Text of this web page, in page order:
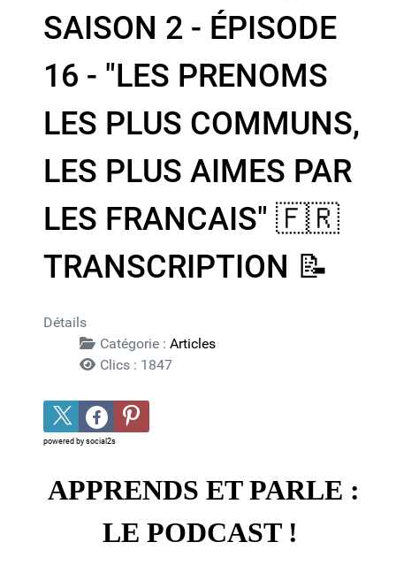
SAISON 2 - ÉPISODE
16 - "LES PRENOMS
LES PLUS COMMUNS,
LES PLUS AIMES PAR
LES FRANCAIS"​ 🇫🇷​
TRANSCRIPTION 📝​
Détails
Catégorie : Articles
Clics : 1847
powered by social2s
APPRENDS ET PARLE :
LE PODCAST !